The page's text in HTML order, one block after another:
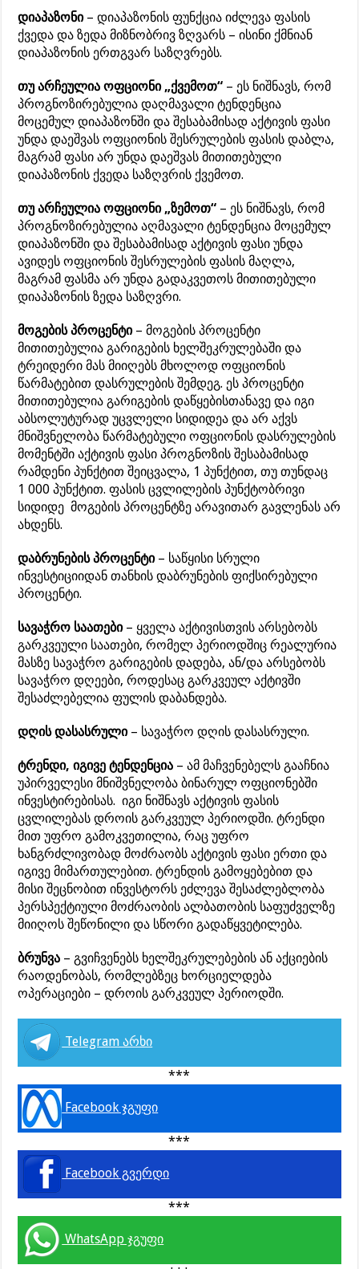
დიაპაზონი– დიაპაზონის ფუნქცია იძლევა ფასის
ქვედა და ზედა მიზნობრივ ზღვარს – ისინი ქმნიან
დიაპაზონის ერთგვარ საზღვრებს.
თუ არჩეულია ოფციონი „ქვემოთ“ – ეს ნიშნავს, რომ
პროგნოზირებულია დაღმავალი ტენდენცია
მოცემულ დიაპაზონში და შესაბამისად აქტივის ფასი
უნდა დაეშვას ოფციონის შესრულების ფასის დაბლა,
მაგრამ ფასი არ უნდა დაეშვას მითითებული
დიაპაზონის ქვედა საზღვრის ქვემოთ.
თუ არჩეულია ოფციონი „ზემოთ“ – ეს ნიშნავს, რომ
პროგნოზირებულია აღმავალი ტენდენცია მოცემულ
დიაპაზონში და შესაბამისად აქტივის ფასი უნდა
ავიდეს ოფციონის შესრულების ფასის მაღლა,
მაგრამ ფასმა არ უნდა გადაკვეთოს მითითებული
დიაპაზონის ზედა საზღვრი.
მოგების პროცენტი– მოგების პროცენტი
მითითებულია გარიგების ხელშეკრულებაში და
ტრეიდერი მას მიიღებს მხოლოდ ოფციონის
წარმატებით დასრულების შემდეგ. ეს პროცენტი
მითითებულია გარიგების დაწყებისთანავე და იგი
აბსოლუტურად უცვლელი სიდიდეა და არ აქვს
მნიშვნელობა წარმატებული ოფციონის დასრულების
მომენტში აქტივის ფასი პროგნოზის შესაბამისად
რამდენი პუნქტით შეიცვალა, 1 პუნქტით, თუ თუნდაც
1 000 პუნქტით. ფასის ცვლილების პუნქტობრივი
სიდიდე მოგების პროცენტზე არავითარ გავლენას არ
ახდენს.
დაბრუნების პროცენტი– საწყისი სრული
ინვესტიციიდან თანხის დაბრუნების ფიქსირებული
პროცენტი.
სავაჭრო საათები– ყველა აქტივისთვის არსებობს
გარკვეული საათები, რომელ პერიოდშიც რეალურია
მასზე სავაჭრო გარიგების დადება, ან/და არსებობს
სავაჭრო დღეები, როდესაც გარკვეულ აქტივში
შესაძლებელია ფულის დაბანდება.
დღის დასასრული– სავაჭრო დღის დასასრული.
ტრენდი, იგივე ტენდენცია – ამ მაჩვენებელს გააჩნია
უპირველესი მნიშვნელობა ბინარულ ოფციონებში
ინვესტირებისას. იგი ნიშნავს აქტივის ფასის
ცვლილებას დროის გარკვეულ პერიოდში. ტრენდი
მით უფრო გამოკვეთილია, რაც უფრო
ხანგრძლივობად მოძრაობს აქტივის ფასი ერთი და
იგივე მიმართულებით. ტრენდის გამოყებებით და
მისი შეცნობით ინვესტორს ეძლევა შესაძლებლობა
პერსპექტიული მოძრაობის ალბათობის საფუძველზე
მიიღოს შეწონილი და სწორი გადაწყვეტილება.
ბრუნვა – გვიჩვენებს ხელშეკრულებების ან აქციების
რაოდენობას, რომლებზეც ხორციელდება
ოპერაციები – დროის გარკვეულ პერიოდში.
Telegram არხი
***
Facebook ჯგუფი
***
Facebook გვერდი
***
WhatsApp ჯგუფი